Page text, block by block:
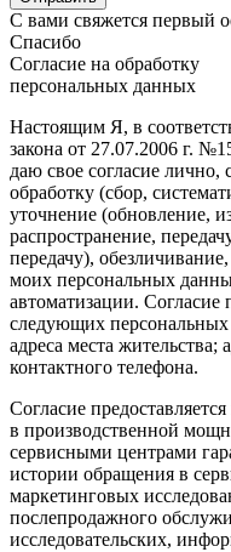
С вами свяжется первый
Спасибо
Согласие на обработку
персональных данных
Настоящим Я, в
закона от 27.07.2006 г.
даю свое согласие лично,
обработку (сбор,
уточнение (обновление,
распространение,
передачу),
моих персональных
автоматизации. Согласие
следующих
адреса места жительства;
контактного телефона.
Согласие
в производственной
сервисными центрами
истории обращения в
маркетинговых
послепродажного
исследовательских,